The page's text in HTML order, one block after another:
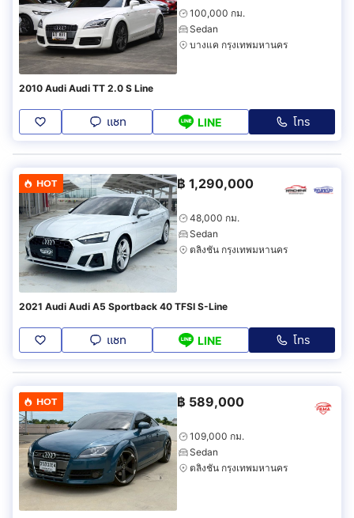
100,000 กม.
Sedan
บางแค กรุงเทพมหานคร
2010 Audi Audi TT 2.0 S Line
แชท LINE โทร
HOT ฿ 1,290,000
48,000 กม.
Sedan
ตลิ่งชัน กรุงเทพมหานคร
2021 Audi Audi A5 Sportback 40 TFSI S-Line
แชท LINE โทร
HOT ฿ 589,000
109,000 กม.
Sedan
ตลิ่งชัน กรุงเทพมหานคร